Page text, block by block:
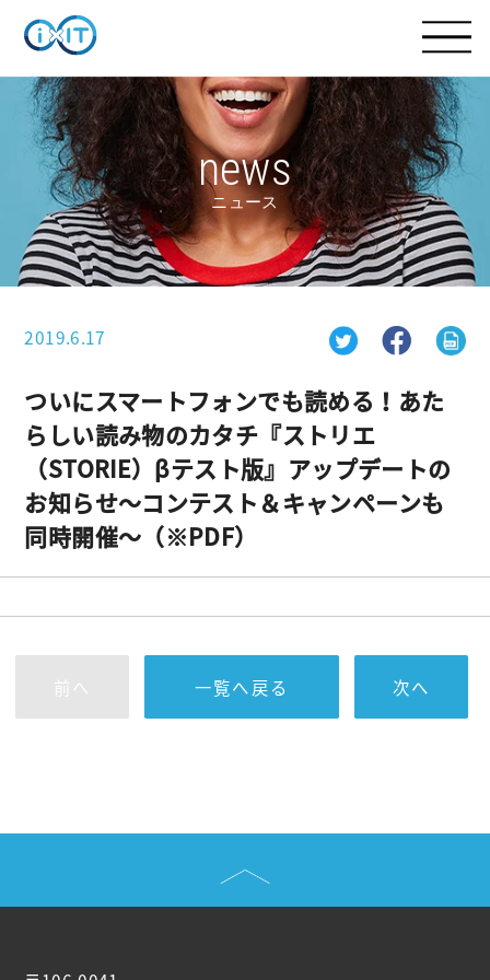
news
ニュース
2019.6.17
ついにスマートフォンでも読める！あた
らしい読み物のカタチ『ストリエ
（STORIE）βテスト版』アップデートの
お知らせ～コンテスト＆キャンペーンも
同時開催～（※PDF）
前へ 一覧へ戻る 次へ